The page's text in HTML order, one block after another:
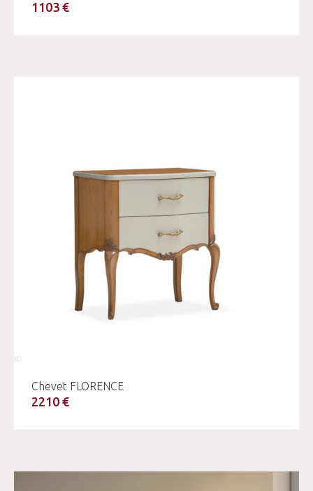
1103 €
Chevet FLORENCE
2210 €